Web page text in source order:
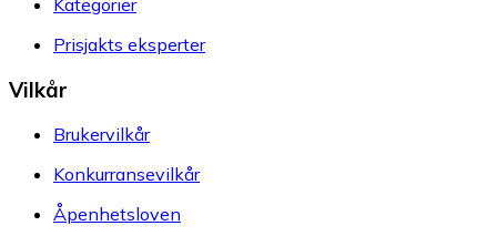
Prisjakts eksperter
Vilkår
Brukervilkår
Konkurransevilkår
Åpenhetsloven